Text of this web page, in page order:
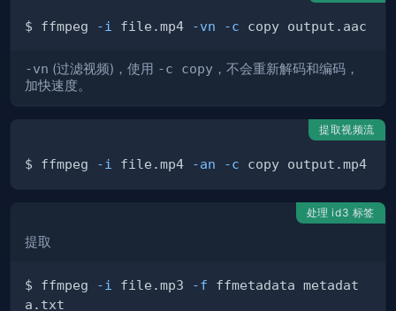
$ ffmpeg -i file.mp4 -vn -c
-vn (过滤视频)，使用 -c copy ，不会重新解码和编码，
加快速度。
提取视频流
$ ffmpeg -i file.mp4 -an -c
处理 id3 标签
提取
$ ffmpeg -i file.mp3 -f ffmetadata metadat